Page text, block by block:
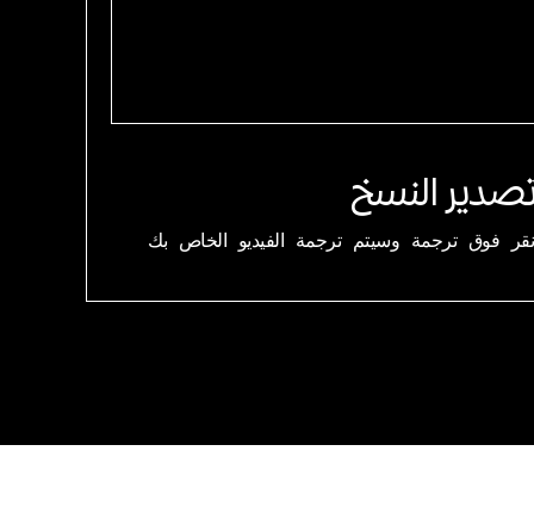
النسخ
فوق ترجمة وسيتم ترجمة الفيديو الخاص بك